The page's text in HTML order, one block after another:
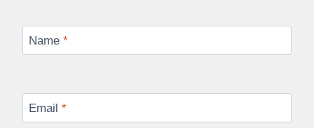
Name *
Email *